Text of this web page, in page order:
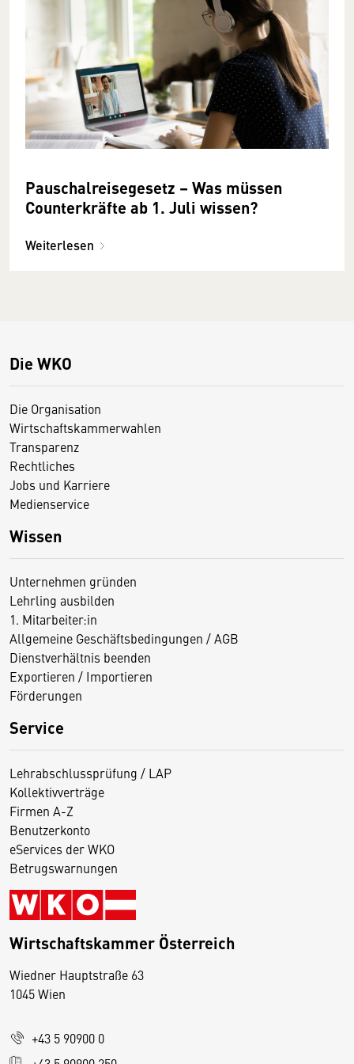
Pauschalreisegesetz – Was müssen
Counterkräfte ab 1. Juli wissen?
Weiterlesen
Die WKO
Die Organisation
Wirtschaftskammerwahlen
Transparenz
Rechtliches
Jobs und Karriere
Medienservice
Wissen
Unternehmen gründen
Lehrling ausbilden
1. Mitarbeiter:in
Allgemeine Geschäftsbedingungen / AGB
Dienstverhältnis beenden
Exportieren / Importieren
Förderungen
Service
Lehrabschlussprüfung / LAP
Kollektivverträge
Firmen A-Z
Benutzerkonto
eServices der WKO
Betrugswarnungen
Wirtschaftskammer Österreich
Wiedner Hauptstraße 63
1045 Wien
+43 5 90900 0
D
s